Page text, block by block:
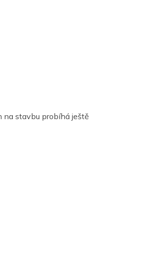
stavbu probíhá ještě